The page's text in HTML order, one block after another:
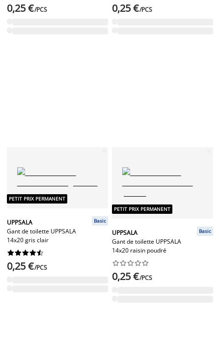
0,25 €/PCS 0,25 €/PCS
PETIT PRIX PERMANENT
UPPSALA
Gant de toilette UPPSALA
14x20 gris clair
Basic






0,25 €/PCS
PETIT PRIX PERMANENT
UPPSALA
Gant de toilette UPPSALA
14x20 raisin poudré
Basic






0,25 €/PCS